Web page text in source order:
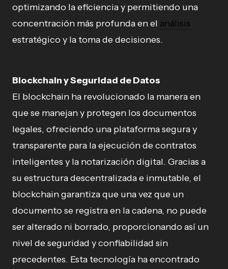
optimizando la eficiencia y permitiendo una
concentración más profunda en el análisis
estratégico y la toma de decisiones.
Blockchain y Seguridad de Datos
El blockchain ha revolucionado la manera en
que se manejan y protegen los documentos
legales, ofreciendo una plataforma segura y
transparente para la ejecución de contratos
inteligentes y la notarización digital. Gracias a
su estructura descentralizada e inmutable, el
blockchain garantiza que una vez que un
documento se registra en la cadena, no puede
ser alterado ni borrado, proporcionando así un
nivel de seguridad y confiabilidad sin
precedentes. Esta tecnología ha encontrado